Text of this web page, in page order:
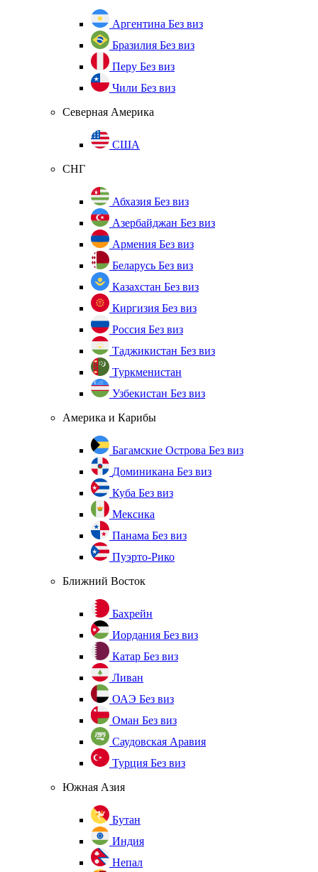
Аргентина Без виз
Бразилия Без виз
Перу Без виз
Чили Без виз
Северная Америка
США
СНГ
Абхазия Без виз
Азербайджан Без виз
Армения Без виз
Беларусь Без виз
Казахстан Без виз
Киргизия Без виз
Россия Без виз
Таджикистан Без виз
Туркменистан
Узбекистан Без виз
Америка и Карибы
Багамские Острова Без виз
Доминикана Без виз
Куба Без виз
Мексика
Панама Без виз
Пуэрто-Рико
Ближний Восток
Бахрейн
Иордания Без виз
Катар Без виз
Ливан
ОАЭ Без виз
Оман Без виз
Саудовская Аравия
Турция Без виз
Южная Азия
Бутан
Индия
Непал